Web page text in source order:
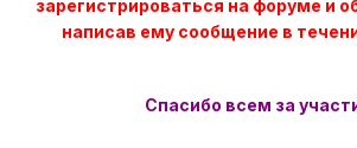
зарегистрироваться на форуме и
написав ему сообщение в
Спасибо всем за